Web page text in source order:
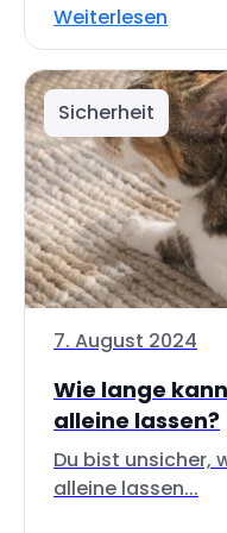
Weiterlesen
Sicherheit
7. August 2024
Wie lange
alleine lassen?
Du bist unsicher,
alleine lassen...